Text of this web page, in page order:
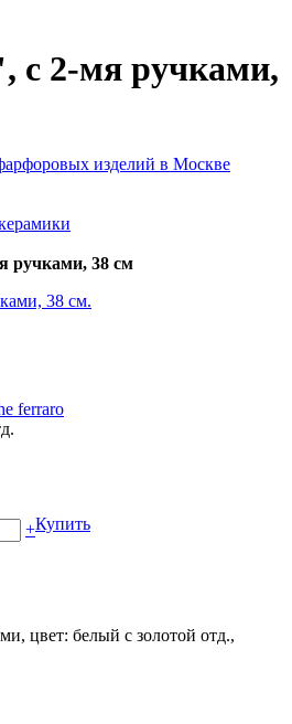
с 2-мя ручками,
изделий в Москве
ручками, 38 см
ferraro
+Купить
цвет: белый с золотой отд.,